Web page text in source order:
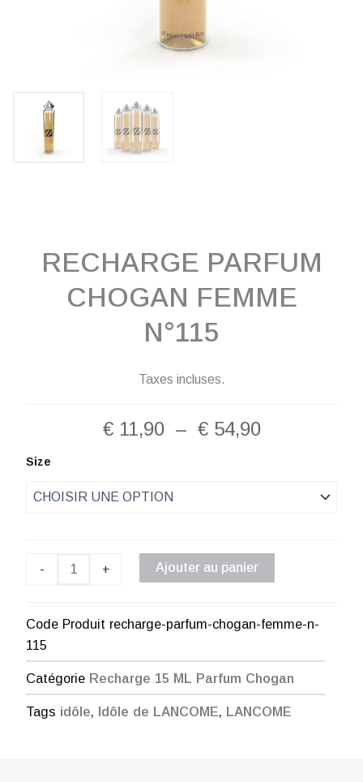
RECHARGE PARFUM
CHOGAN FEMME
N°115
Taxes incluses.
€11,90 – €54,90Plage
à
€ 54,90
Size
-
quantité
Parfum
+ Ajouter au panier
Code Produit recharge-parfum-chogan-femme-n-
115
Catégorie Recharge 15 ML Parfum Chogan
Tags idôle, Idôle de LANCOME, LANCOME